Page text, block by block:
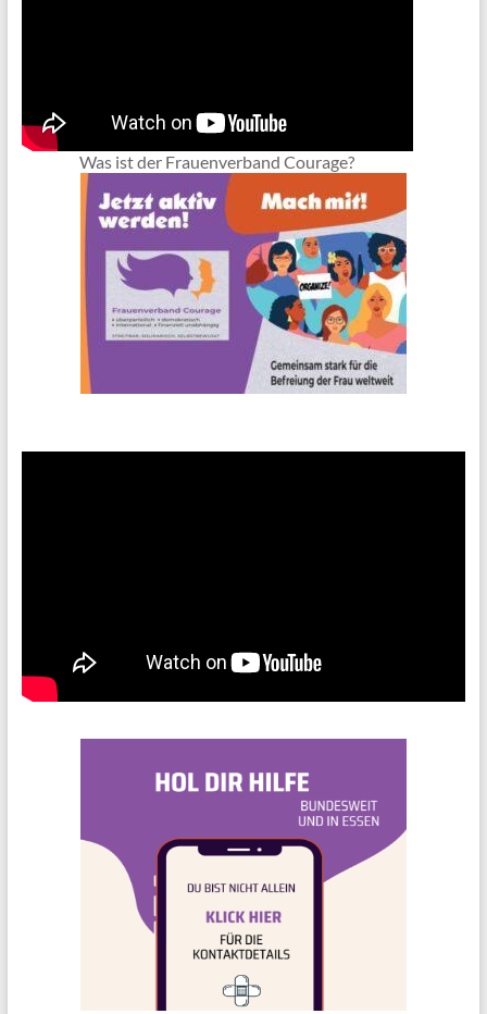
Was ist der Frauenverband Courage?